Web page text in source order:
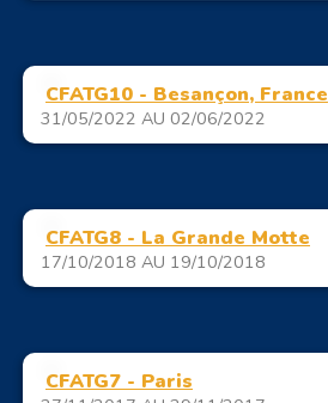
CFATG10 - Besançon, France
31/05/2022 AU 02/06/2022
CFATG8 - La Grande Motte
17/10/2018 AU 19/10/2018
CFATG7 - Paris